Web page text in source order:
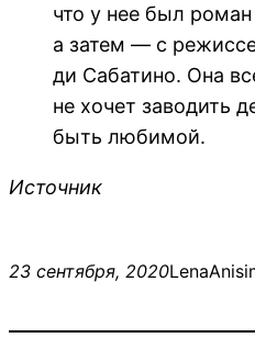
что у нее был
а затем — с
ди Сабатино. Она
не хочет заводить
быть любимой.
Источник
23 сентября, 2020